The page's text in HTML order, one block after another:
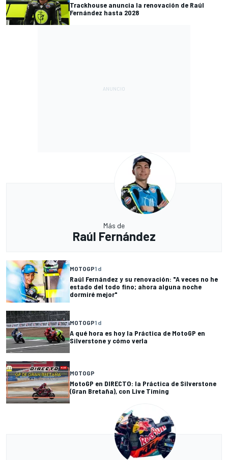
Trackhouse anuncia la renovación de Raúl
Fernández hasta 2028
Más de
Raúl Fernández
MOTOGP1 d
Raúl Fernández y su renovación: "A veces no he
estado del todo fino; ahora alguna noche
dormiré mejor"
MOTOGP1 d
A qué hora es hoy la Práctica de MotoGP en
Silverstone y cómo verla
MOTOGP
MotoGP en DIRECTO: la Práctica de Silverstone
(Gran Bretaña), con Live Timing